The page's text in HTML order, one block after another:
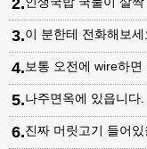
2.
3.이 분한테 전화해보
4.보통 오전에 wire하
5.나주면옥에 있읍니다
6.진짜 머릿고기 들어